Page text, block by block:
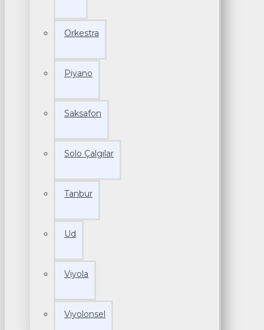
Orkestra
Piyano
Saksafon
Solo Çalgılar
Tanbur
Ud
Viyola
Viyolonsel